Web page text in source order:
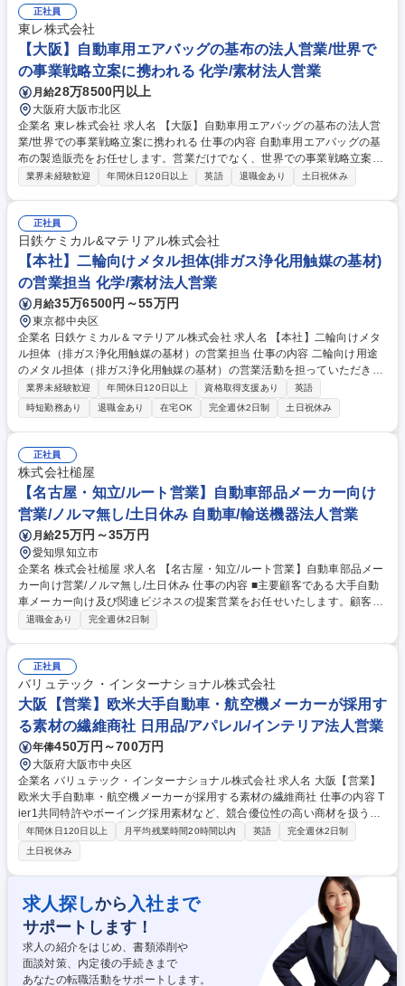
正社員
東レ株式会社
【大阪】自動車用エアバッグの基布の法人営業/世界で
の事業戦略立案に携われる 化学/素材法人営業
月給28万8500円以上
大阪府大阪市北区
企業名 東レ株式会社 求人名 【大阪】自動車用エアバッグの基布の法人営
業/世界での事業戦略立案に携われる 仕事の内容 自動車用エアバッグの基
布の製造販売をお任せします。営業だけでなく、世界での事業戦略立案に
も携われる点が魅力です！【詳細】■既存・新規顧客への営業活動(新規受
ロジェクト管理(例：設備投資発案の実施)■開発テーマの創出と実行管理■
グローバルオペレーション及び業績管理(売上・営業費用・在庫) 【商材】
自動車用エアバッグの基布製造販売【エリア】全世界(日本がHQとして総
合的な事業を統括)【顧客】自動車Tier1メーカー 募集職種 【大阪】自動車
用エアバッグの基布の法人営業/世界での事業戦略立案に携われる
業界未経験歓迎 年間休日120日以上 英語 退職金あり 土日祝休み
正社員
日鉄ケミカル&マテリアル株式会社
【本社】二輪向けメタル担体(排ガス浄化用触媒の基材)
の営業担当 化学/素材法人営業
月給35万6500円～55万円
東京都中央区
企業名 日鉄ケミカル＆マテリアル株式会社 求人名 【本社】二輪向けメタ
ル担体（排ガス浄化用触媒の基材）の営業担当 仕事の内容 二輪向け用途
のメタル担体（排ガス浄化用触媒の基材）の営業活動を担っていただきま
す。 【具体的には】社内関係部門および当社海外３拠点と連携して、日本
（日系二輪メーカー拠点の購買、設計）に加えて、東南アジア、インド、
中国にある二輪メーカー拠点や触媒メーカー など顧客の課題、ニーズ把握
と事業方針への反映、拡販活動立案と採用獲得活動の実行など戦略的な営
業活動を行うポジションです。（当社はインドネシア、インド、中国に拠
点を有しております） 募集職種 【本社】二輪向けメタル担体（排ガス浄
化用触媒の基材）の営業担当
業界未経験歓迎 年間休日120日以上 資格取得支援あり
英語
時短勤務あり
退職金あり 在宅OK 完全週休2日制 土日祝休み
正社員
株式会社槌屋
【名古屋・知立/ルート営業】自動車部品メーカー向け
営業/ノルマ無し/土日休み 自動車/輸送機器法人営業
月給25万円～35万円
愛知県知立市
企業名 株式会社槌屋 求人名 【名古屋・知立/ルート営業】自動車部品メー
カー向け営業/ノルマ無し/土日休み 仕事の内容 ■主要顧客である大手自動
車メーカー向け及び関連ビジネスの提案営業をお任せいたします。顧客と
の関係構築やニーズの掘り起こし、市況情報収集を通し槌屋の積み上げて
決・提案をすることができます。商談相手：顧客先の購買部門・設計部
門・技術開発部門・製造及び検査部門などが商談相手となります。 マネジ
メント・企画への挑戦などキャリアアップも明確かつ、複数あり、自身の
強みを活かして活躍いただく方針です。 募集職種 【名古屋・知立/ルート
営業】自動車部品メーカー向け営業/ノルマ無し/土日休み
退職金あり 完全週休2日制
正社員
バリュテック・インターナショナル株式会社
大阪【営業】欧米大手自動車・航空機メーカーが採用す
る素材の繊維商社 日用品/アパレル/インテリア法人営業
年俸450万円～700万円
大阪府大阪市中央区
企業名 バリュテック・インターナショナル株式会社 求人名 大阪【営業】
欧米大手自動車・航空機メーカーが採用する素材の繊維商社 仕事の内容 T
ier1共同特許やボーイング採用素材など、競合優位性の高い商材を扱う開
発営業。生地販売の経験を活かし、国内外の大手企業へ提案。 安定基盤の
もと世界へ挑戦できます。 ≪詳細≫ ■有力自動車メーカーのTier1との共
同特許品の納入 ■米国製素材（大手自動車・航空機メーカーで採用）の国
内販売 ■PPE（個人防護具）関連ユニフォーム用生地の海外展開・販売 ■
各種機能繊維、資材の開発提案 募集職種 大阪【営業】欧米大手自動車・
航空機メーカーが採用する素材の繊維商社
年間休日120日以上 月平均残業時間20時間以内 英語
完全週休2日制
土日祝休み
求人探しから 入社まで
サポートします！
求人の紹介をはじめ、書類添削や
面談対策、内定後の手続きまで
あなたの転職活動をサポートします。